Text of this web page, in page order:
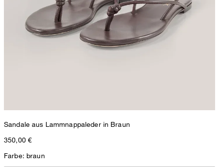
Sandale aus Lammnappaleder in Braun
350,00 €
Farbe: braun